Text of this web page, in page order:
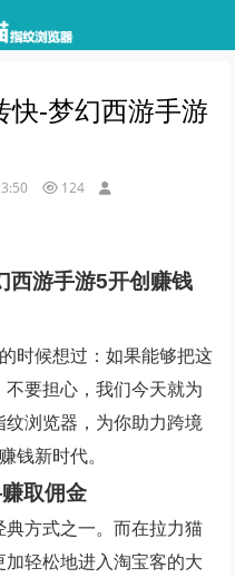
快-梦幻西游手游
124
西游手游5开创赚钱
时候想过：如果能够把这
要担心，我们今天就为
浏览器，为你助力跨境
钱新时代。
取佣金
方式之一。而在拉力猫
轻松地进入淘宝客的大